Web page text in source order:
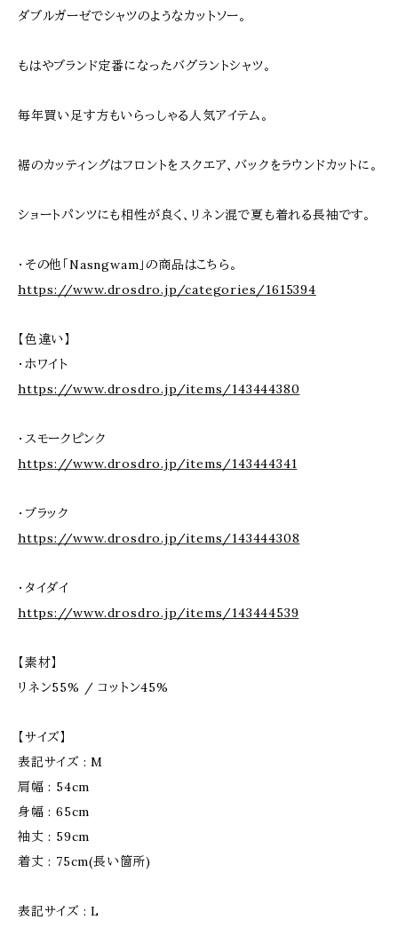
ダブルガーゼでシャツのようなカットソー。
もはやブランド定番になったバグラントシャツ。
毎年買い足す方もいらっしゃる人気アイテム。
裾のカッティングはフロントをスクエア、バックをラウンドカットに。
ショートパンツにも相性が良く、リネン混で夏も着れる長袖です。
・その他「Nasngwam」の商品はこちら。
https://www.drosdro.jp/categories/1615394
【色違い】
・ホワイト
https://www.drosdro.jp/items/143444380
・スモークピンク
https://www.drosdro.jp/items/143444341
・ブラック
https://www.drosdro.jp/items/143444308
・タイダイ
https://www.drosdro.jp/items/143444539
【素材】
リネン55% / コットン45%
【サイズ】
表記サイズ : M
肩幅 : 54cm
身幅 : 65cm
袖丈 : 59cm
着丈 : 75cm(長い箇所)
表記サイズ : L